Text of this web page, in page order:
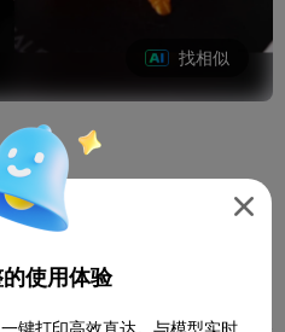
找相似

使用体验
键打印高效直达。与模型实时